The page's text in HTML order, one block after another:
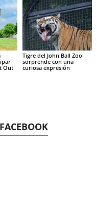
Out
Tigre del John Ball Zoo
sorprende con una
curiosa expresión